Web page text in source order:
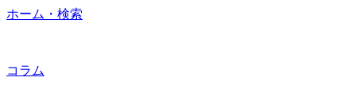
ホーム・検索
コラム